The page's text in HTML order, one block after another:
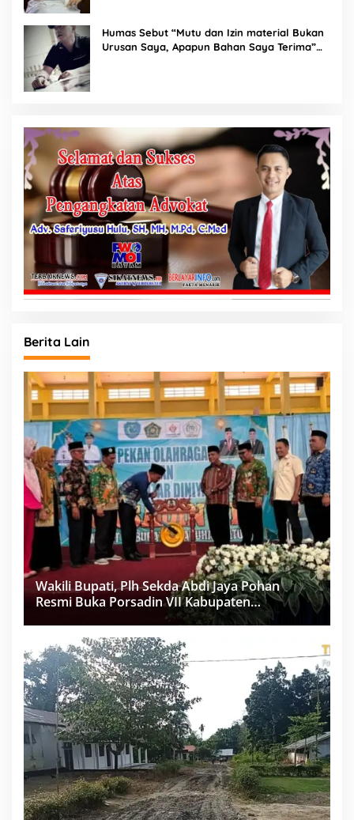
Humas Sebut “Mutu dan Izin material Bukan
Urusan Saya, Apapun Bahan Saya Terima”
Berita Lain
Wakili Bupati, Plh Sekda Abdi Jaya Pohan
Resmi Buka Porsadin VII Kabupaten